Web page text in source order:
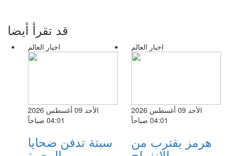
قد تقرأ أيضا
اخبار العالم
الأحد 09 أغسطس 2026
04:01 صباحاً
سبتة تدفن ضحايا
اخبار العالم
الأحد 09 أغسطس 2026
04:01 صباحاً
هرمز يقترب من